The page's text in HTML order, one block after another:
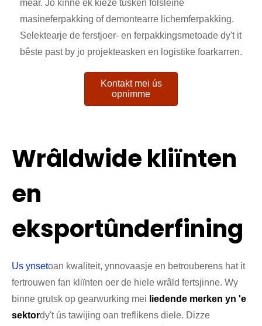
mear. Jo kinne ek kieze tusken folsleine
masineferpakking of demontearre lichemferpakking.
Selektearje de ferstjoer- en ferpakkingsmetoade dy't it
bêste past by jo projekteasken en logistike foarkarren.
Kontakt mei ús
opnimme
Wrâldwide kliïnten
en
eksportûnderfining
Us ynsetoan kwaliteit, ynnovaasje en betrouberens hat it
fertrouwen fan kliïnten oer de hiele wrâld fertsjinne. Wy
binne grutsk op gearwurking mei liedende merken yn 'e
sektordy't ús tawijing oan treflikens diele. Dizze